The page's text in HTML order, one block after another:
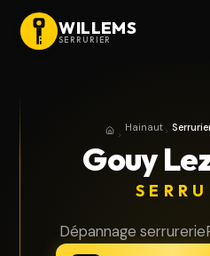
WILLEMS
SERRURIER
AccueilProvince du
Hainaut
Gouy
Dépannage serrurerie